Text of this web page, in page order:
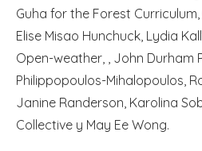
Guha for the Forest
Elise Misao Hunchuck, Lydia
Open-weather, , John Durham
Philippopoulos-Mihalopoulos,
Janine Randerson, Karolina
Collective y May Ee Wong.